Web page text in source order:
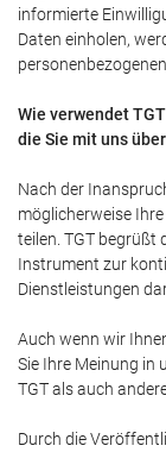
informierte
Daten einholen,
Wie verwendet
die Sie mit uns
Nach der
möglicherweise
teilen. TGT begrüßt
Instrument zur
Dienstleistungen
Auch wenn wir
Sie Ihre Meinung in
TGT als auch
Durch die